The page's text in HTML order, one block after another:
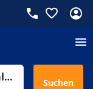
Best Western Plus Park City Malmö Suchen